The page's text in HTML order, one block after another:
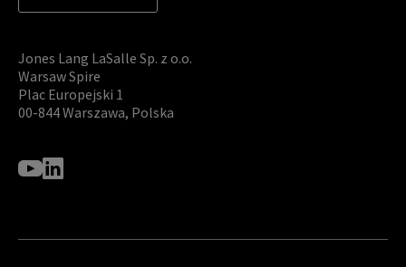
Jones Lang LaSalle Sp. z o.o.
Warsaw Spire
Plac Europejski 1
00-844 Warszawa, Polska